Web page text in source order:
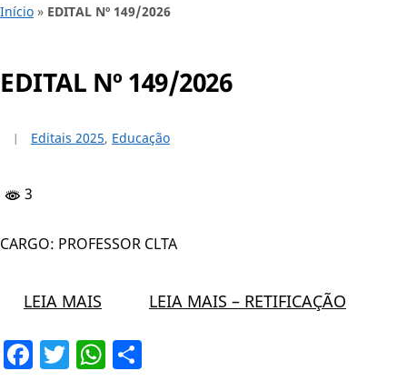
Início » EDITAL Nº 149/2026
EDITAL Nº 149/2026
Editais 2025, Educação
3
CARGO: PROFESSOR CLTA
LEIA MAIS LEIA MAIS – RETIFICAÇÃO
Facebook
TwitterWhatsApp